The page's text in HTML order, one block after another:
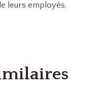
leurs employés.